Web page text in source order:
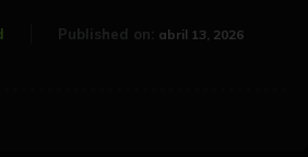
Published on: abril 13, 2026